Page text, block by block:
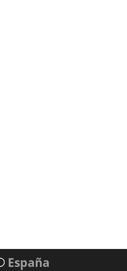
España